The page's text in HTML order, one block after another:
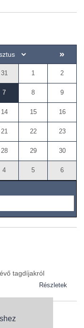
»
31 1 2
7 8 9
14 15 16
21 22 23
28 29 30
4 5 6
tagdíjakról
Részletek